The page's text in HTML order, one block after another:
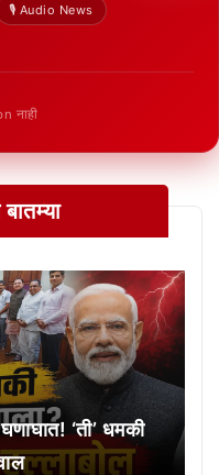
🎙️ Audio News
नाही
‘ती’ धमकी